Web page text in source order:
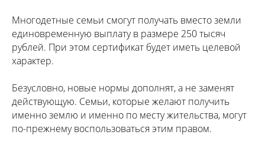
Многодетные семьи смогут получать вместо земли
единовременную выплату в размере 250 тысяч
рублей. При этом сертификат будет иметь целевой
характер.
Безусловно, новые нормы дополнят, а не заменят
действующую. Семьи, которые желают получить
именно землю и именно по месту жительства, могут
по-прежнему воспользоваться этим правом.